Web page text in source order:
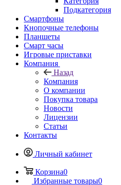
Подкатегория
Смартфоны
Кнопочные телефоны
Планшеты
Смарт часы
Игровые приставки
Компания
Назад
Компания
О компании
Покупка товара
Новости
Лицензии
Статьи
Контакты
Личный кабинет
Корзина0
Избранные товары0